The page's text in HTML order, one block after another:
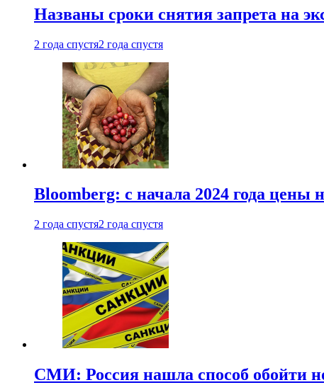
Названы сроки снятия запрета на
2 года спустя2 года спустя
Bloomberg: с начала 2024 года цены
2 года спустя2 года спустя
СМИ: Россия нашла способ обойти